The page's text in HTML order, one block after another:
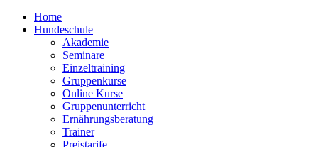
Home
Hundeschule
Akademie
Seminare
Einzeltraining
Gruppenkurse
Online Kurse
Gruppenunterricht
Ernährungsberatung
Trainer